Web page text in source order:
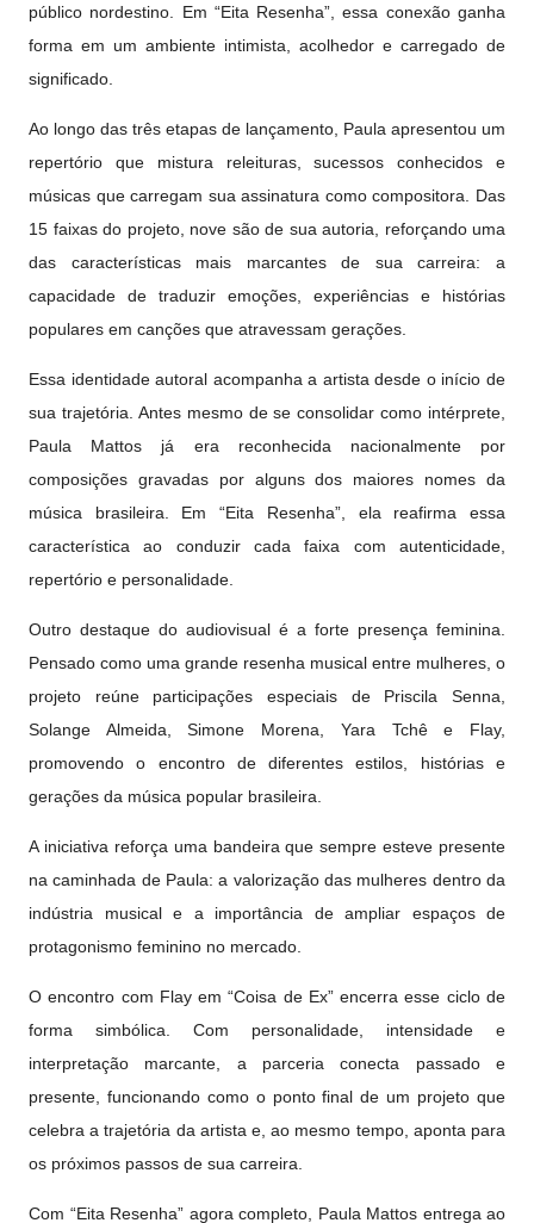
público nordestino. Em “Eita Resenha”, essa conexão ganha
forma em um ambiente intimista, acolhedor e carregado de
significado.
Ao longo das três etapas de lançamento, Paula apresentou um
repertório que mistura releituras, sucessos conhecidos e
músicas que carregam sua assinatura como compositora. Das
15 faixas do projeto, nove são de sua autoria, reforçando uma
das características mais marcantes de sua carreira: a
capacidade de traduzir emoções, experiências e histórias
populares em canções que atravessam gerações.
Essa identidade autoral acompanha a artista desde o início de
sua trajetória. Antes mesmo de se consolidar como intérprete,
Paula Mattos já era reconhecida nacionalmente por
composições gravadas por alguns dos maiores nomes da
música brasileira. Em “Eita Resenha”, ela reafirma essa
característica ao conduzir cada faixa com autenticidade,
repertório e personalidade.
Outro destaque do audiovisual é a forte presença feminina.
Pensado como uma grande resenha musical entre mulheres, o
projeto reúne participações especiais de Priscila Senna,
Solange Almeida, Simone Morena, Yara Tchê e Flay,
promovendo o encontro de diferentes estilos, histórias e
gerações da música popular brasileira.
A iniciativa reforça uma bandeira que sempre esteve presente
na caminhada de Paula: a valorização das mulheres dentro da
indústria musical e a importância de ampliar espaços de
protagonismo feminino no mercado.
O encontro com Flay em “Coisa de Ex” encerra esse ciclo de
forma simbólica. Com personalidade, intensidade e
interpretação marcante, a parceria conecta passado e
presente, funcionando como o ponto final de um projeto que
celebra a trajetória da artista e, ao mesmo tempo, aponta para
os próximos passos de sua carreira.
Com “Eita Resenha” agora completo, Paula Mattos entrega ao